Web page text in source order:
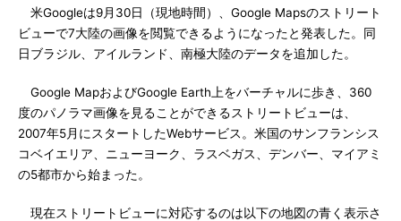
米Googleは9月30日（現地時間）、Google Mapsのストリート
ビューで7大陸の画像を閲覧できるようになったと発表した。同
日ブラジル、アイルランド、南極大陸のデータを追加した。
Google MapおよびGoogle Earth上をバーチャルに歩き、360
度のパノラマ画像を見ることができるストリートビューは、
2007年5月にスタートしたWebサービス。米国のサンフランシス
コベイエリア、ニューヨーク、ラスベガス、デンバー、マイアミ
の5都市から始まった。
現在ストリートビューに対応するのは以下の地図の青く表示さ